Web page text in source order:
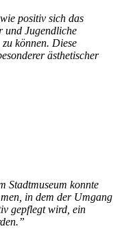
positiv sich das
und Jugendliche
können. Diese
ästhetischer
Stadtmuseum konnte
in dem der Umgang
gepflegt wird, ein